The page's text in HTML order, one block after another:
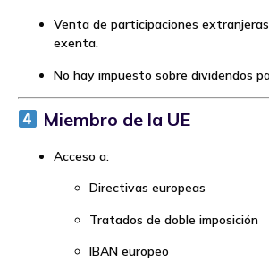
Venta de participaciones
exenta.
No hay impuesto sobre dividendos
Miembro de la UE
Acceso a:
Directivas europeas
Tratados de doble imposición
IBAN europeo